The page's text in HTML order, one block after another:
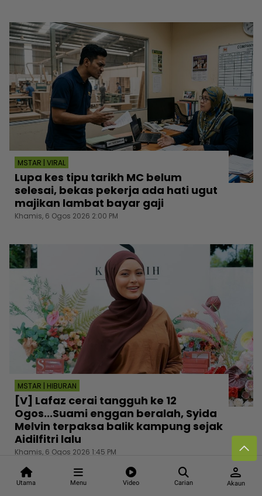
Utama Menu Video Carian
person
Akaun
MSTAR | VIRAL
Lupa kes tipu tarikh MC belum
selesai, bekas pekerja ada hati ugut
majikan lambat bayar gaji
Khamis, 6 Ogos 2026 2:00 PM
MSTAR | HIBURAN
[V] Lafaz cerai tangguh ke 12
Ogos...Suami enggan beralah, Syida
Melvin terpaksa balik kampung sejak
Aidilfitri lalu
Khamis, 6 Ogos 2026 1:45 PM